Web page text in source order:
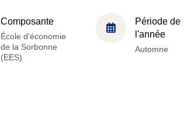
Composante
École d'économie
de la Sorbonne
(EES)
Période de
l'année
Automne